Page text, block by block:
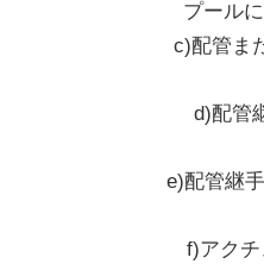
プール
c)配管ま
d)配管
e)配管継
f)アクチ